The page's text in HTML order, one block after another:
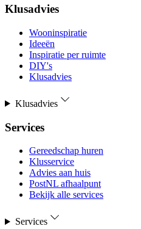
Klusadvies
Wooninspiratie
Ideeën
Inspiratie per ruimte
DIY's
Klusadvies
Klusadvies
Services
Gereedschap huren
Klusservice
Advies aan huis
PostNL afhaalpunt
Bekijk alle services
Services